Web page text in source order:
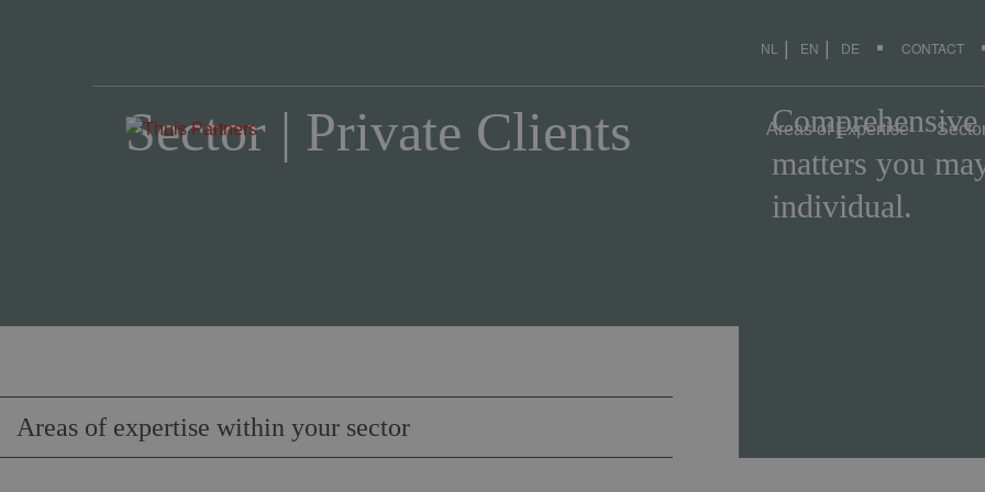
NL EN DE CONTACT
Areas of Expertise
Sector | Private Clients
matters you
individual.
Areas of expertise within your sector